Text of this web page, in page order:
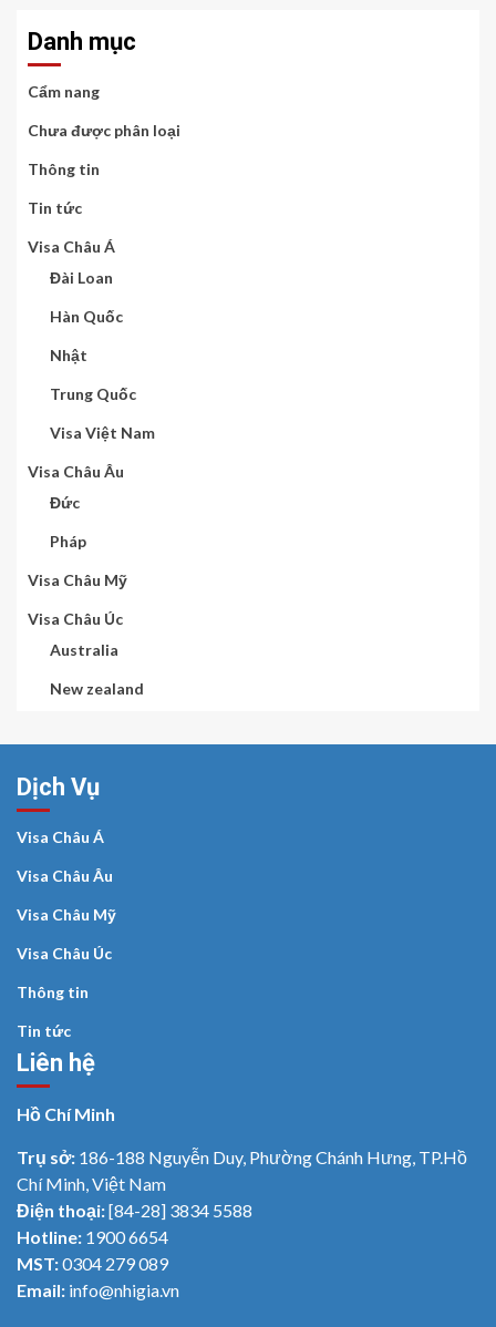
Danh mục
Cẩm nang
Chưa được phân loại
Thông tin
Tin tức
Visa Châu Á
Đài Loan
Hàn Quốc
Nhật
Trung Quốc
Visa Việt Nam
Visa Châu Âu
Đức
Pháp
Visa Châu Mỹ
Visa Châu Úc
Australia
New zealand
Dịch Vụ
Visa Châu Á
Visa Châu Âu
Visa Châu Mỹ
Visa Châu Úc
Thông tin
Tin tức
Liên hệ
Hồ Chí Minh
Trụ sở: 186-188 Nguyễn Duy, Phường Chánh Hưng, TP.Hồ
Chí Minh, Việt Nam
Điện thoại:[84-28] 3834 5588
Hotline: 1900 6654
MST:0304 279 089
Email: info@nhigia.vn